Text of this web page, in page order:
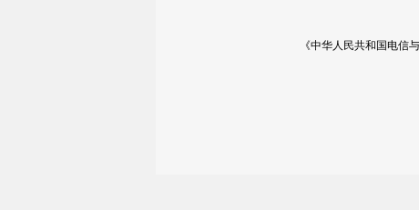
《中华人民共和国电